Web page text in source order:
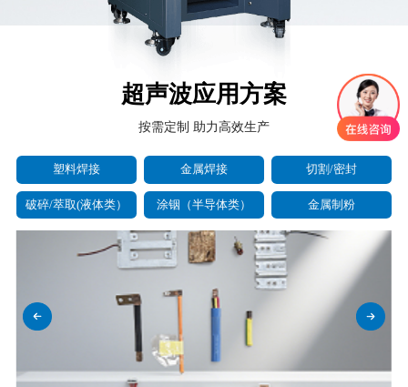
超声波应用方案
按需定制 助力高效生产
塑料焊接 金属焊接 切割/密封
破碎/萃取(液体类） 涂铟（半导体类） 金属制粉